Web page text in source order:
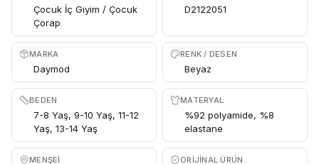
Çocuk İç Giyim / Çocuk
Çorap
D2122051
MARKA
Daymod
RENK / DESEN
Beyaz
BEDEN
7-8 Yaş, 9-10 Yaş, 11-12
Yaş, 13-14 Yaş
MATERYAL
%92 polyamide, %8
elastane
MENŞEI ORIJINAL ÜRÜN